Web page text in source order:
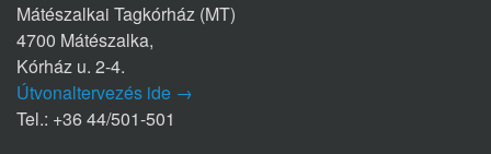
Mátészalkai Tagkórház (MT)
4700 Mátészalka,
Kórház u. 2-4.
Útvonaltervezés ide →
Tel.: +36 44/501-501